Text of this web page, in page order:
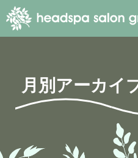
月別アーカイ